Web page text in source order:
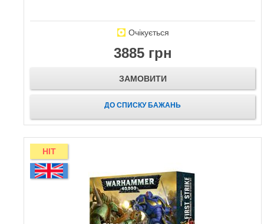
Очікується
3885 грн
ЗАМОВИТИ
ДО СПИСКУ БАЖАНЬ
HIT